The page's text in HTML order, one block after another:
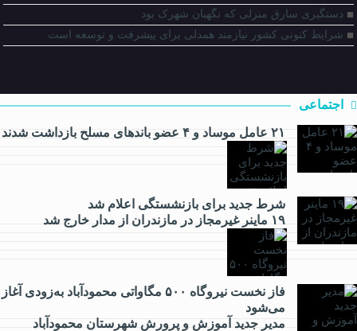
دستگیری سارق منزلی که نگهبان شهرک بود
شرایط کنونی کشور نیازمند همدلی برای پیشرفت و توسعه است
اجتماعی
۲۱ عامل موساد و ۴ عضو باند‌های مسلح بازداشت شدند
شرط جدید برای بازنشستگی اعلام شد
۱۹ ماینر غیرمجاز در مازندران از مدار خارج شد
فاز نخست نیروگاه ۵۰۰ مگاواتی محمودآباد به‌زودی آغاز
می‌شود
مدیر جدید آموزش و پرورش شهرستان محمودآباد
اقتصادی
فرهنگی